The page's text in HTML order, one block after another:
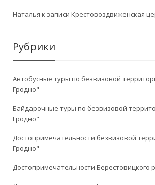
Наталья к записи Крестовоздвиженская
Рубрики
Автобусные туры по безвизовой
Гродно"
Байдарочные туры по безвизовой
Гродно"
Достопримечательности безвизовой
Гродно"
Достопримечательности Берестовицкого